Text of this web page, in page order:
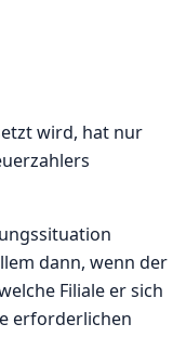
wird, hat nur
dann, wenn der
Filiale er sich
erforderlichen